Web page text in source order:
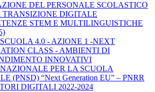
DEL PERSONALE SCOLASTICO
TRANSIZIONE DIGITALE
STEM E MULTILINGUISTICHE
4.0 - AZIONE 1 -NEXT
CLASS - AMBIENTI DI
INNOVATIVI
PER LA SCUOLA
(PNSD) “Next Generation EU” – PNRR
DIGITALI 2022-2024